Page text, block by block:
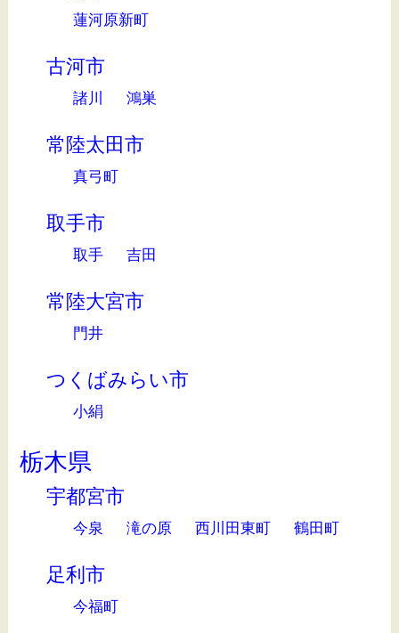
蓮河原新町
古河市
諸川 鴻巣
常陸太田市
真弓町
取手市
取手 吉田
常陸大宮市
門井
つくばみらい市
小絹
栃木県
宇都宮市
今泉 滝の原 西川田東町 鶴田町
足利市
今福町